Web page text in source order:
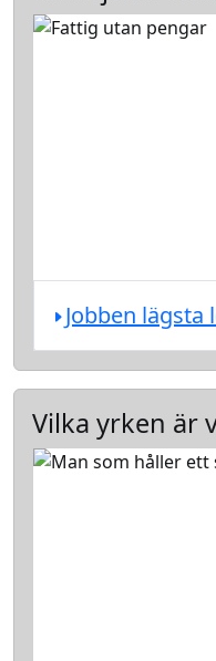
Jobben lägsta
Vilka yrken är